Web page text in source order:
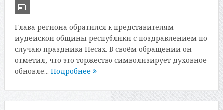
Глава региона обратился к представителям
иудейской общины республики с поздравлением по
случаю праздника Песах. В своём обращении он
отметил, что это торжество символизирует духовное
обновле... Подробнее